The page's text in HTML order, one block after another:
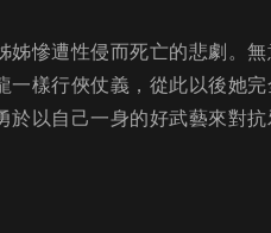
慘遭性侵而死亡的悲劇。
樣行俠仗義，從此以後她
以自己一身的好武藝來對抗